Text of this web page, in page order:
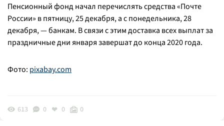
Пенсионный фонд начал перечислять средства «Почте
России» в пятницу, 25 декабря, а с понедельника, 28
декабря, — банкам. В связи с этим доставка всех выплат за
праздничные дни января завершат до конца 2020 года.
Фото: pixabay.com
613 0 0 0